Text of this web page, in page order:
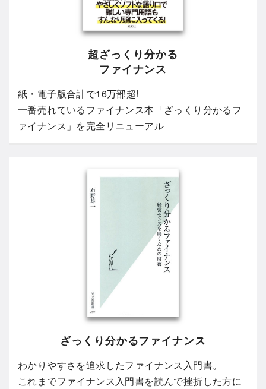
超ざっくり分かる
ファイナンス
紙・電子版合計で16万部超!
一番売れているファイナンス本「ざっくり分かるフ
ァイナンス」を完全リニューアル
ざっくり分かるファイナンス
わかりやすさを追求したファイナンス入門書。
これまでファイナンス入門書を読んで挫折した方に